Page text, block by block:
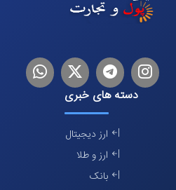
اینستاگرام
تلگرام توییترلینکدین
دسته های خبری
ارز دیجیتال
ارز و طلا
بانک